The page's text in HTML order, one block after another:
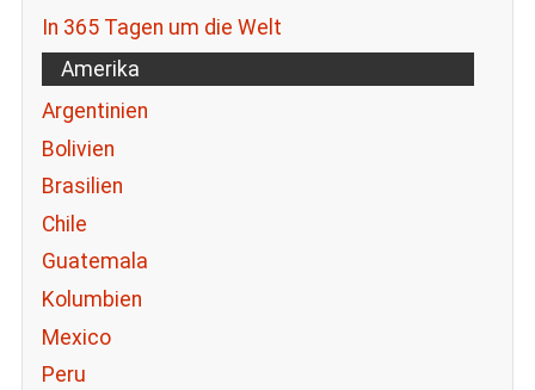
In 365 Tagen um die Welt
Amerika
Argentinien
Bolivien
Brasilien
Chile
Guatemala
Kolumbien
Mexico
Peru